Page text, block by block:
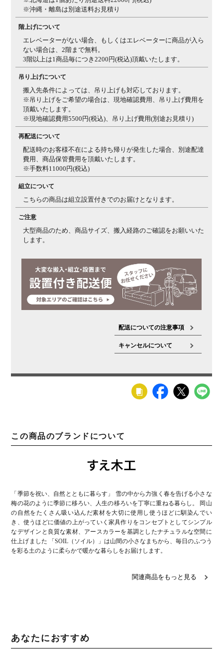
梱包数 1箱
梱包サイズ 幅590×奥行450×高さ920mm
梱包重量 12kg
スタッキング可能(4脚まで)
ご注意
天然木を使用しているため、木目や節、色味など1品ご
とに個体差があります。お届けする家具は、商品ページ
の写真と異なる場合がございますので、予めご了承くだ
(ご使用環境や時間の経過により変化し、使い込
む程に味わいが出てくる事も特徴となります。)
入れ＞ 日頃のお手入れは、はたき等でゴミや異物を除去
してからよく絞った布で拭いてください。
ためウレタン塗装で仕上げてありますので、アルコー
ル、シンナー、ベンジン等の溶剤は絶対に使用しないで
■ベンチ■ ■詳細■
サイズ
材質
梱包サイズ 幅1350×奥行415×高さ470mm
梱包重量 15kg
ご注意 ＜商品＞この商品は受注生産です。＜材質＞
ごとに個体差があります。お届けする家具は、商品ペー
ジの写真と異なる場合がございますので、予めご了承く
(ご使用環境や時間の経過により変化し、使い
生する事がございますので、予めご了承ください。＜お
日頃のお手入れは、はたき等でゴミや異物を除
ル、シンナー、ベンジン等の溶剤は絶対に使用しないで
※沖縄・離島は別途送料お見積り
階上げについて
エレベーターがない場合、もしくはエレベーターに商品が入ら
ない場合は、2階まで無料。
3階以上は1商品毎につき2200円(税込)頂戴いたします。
吊り上げについて
搬入先条件によっては、吊り上げも対応しております。
※吊り上げをご希望の場合は、現地確認費用、吊り上げ費用を
頂戴いたします。
※現地確認費用5500円(税込)、吊り上げ費用(別途お見積り)
再配送について
配送時のお客様不在による持ち帰りが発生した場合、別途配達
費用、商品保管費用を頂戴いたします。
※手数料11000円(税込)
組立について
こちらの商品は組立設置付きでのお届けとなります。
ご注意
大型商品のため、商品サイズ、搬入経路のご確認をお願いいた
します。
配送についての注意事項
キャンセルについて
この商品のブランドについて
「季節を祝い、自然とともに暮らす」 雪の中から力強く春を告げる小さな
梅の花のように季節に移ろい、人生の移ろいを丁寧に重ねる暮らし。 岡山
の自然をたくさん吸い込んだ素材を大切に使用し使うほどに馴染んでい
き、使うほどに価値の上がっていく家具作りをコンセプトとしてシンプル
なデザインと良質な素材、アースカラーを基調としたナチュラルな空間に
仕上げました 「SOIL（ソイル）」は山間の小さなまちから、毎日のふつう
を彩る土のように柔らかで暖かな暮らしをお届けします。
関連商品をもっと見る
あなたにおすすめ